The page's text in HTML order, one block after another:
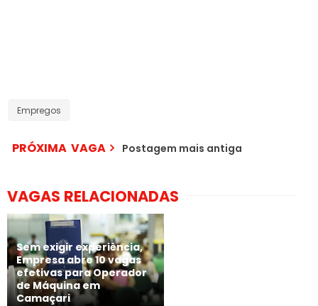
Empregos
PRÓXIMA VAGA Postagem mais antiga
VAGAS RELACIONADAS
Sem exigir experiência,
Empresa abre 10 vagas
efetivas para Operador
de Máquina em
Camaçari